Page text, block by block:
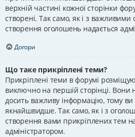
верхній частині кожної сторінки
створені. Так само, як і з
створення оголошень надається
Догори
Що таке прикріплені теми?
Прикріплені теми в форумі
виключно на першій сторінці. Вони
досить важливу інформацію, тому
якнайшвидше. Так само, як і з
створення вами прикріплених тем
адміністратором.